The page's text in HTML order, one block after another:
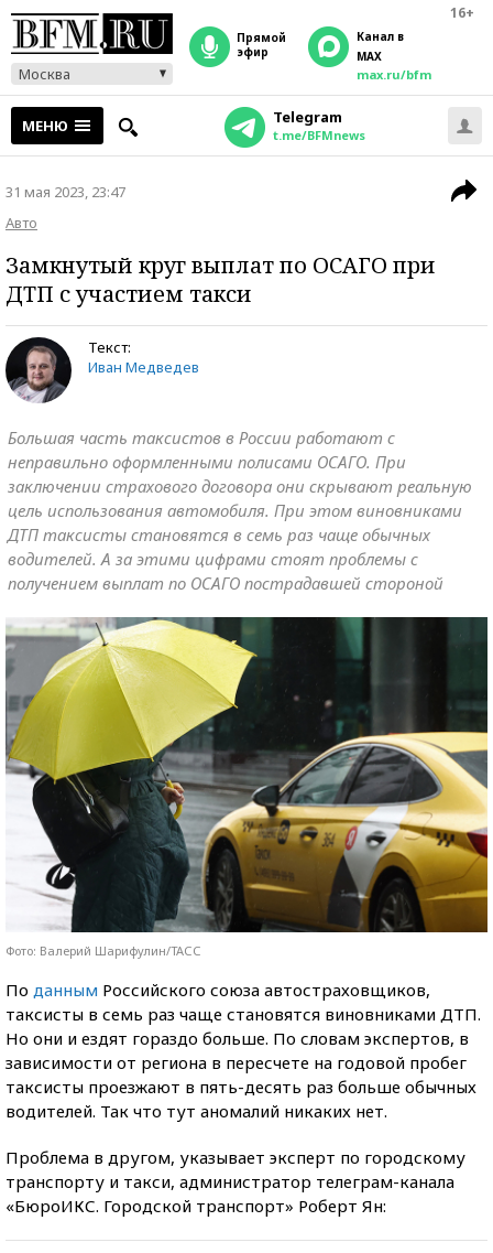
16+
Москва
прямой
эфир
Канал в
MAX
max.ru/bfm
МЕНЮ Telegram
t.me/BFMnews
31 мая 2023, 23:47
Авто
Замкнутый круг выплат по ОСАГО при
ДТП с участием такси
Текст:
Иван Медведев
Большая часть таксистов в России работают с
неправильно оформленными полисами ОСАГО. При
заключении страхового договора они скрывают реальную
цель использования автомобиля. При этом виновниками
ДТП таксисты становятся в семь раз чаще обычных
водителей. А за этими цифрами стоят проблемы с
получением выплат по ОСАГО пострадавшей стороной
Фото: Валерий Шарифулин/ТАСС
По данным Российского союза автостраховщиков,
таксисты в семь раз чаще становятся виновниками ДТП.
Но они и ездят гораздо больше. По словам экспертов, в
зависимости от региона в пересчете на годовой пробег
таксисты проезжают в пять-десять раз больше обычных
водителей. Так что тут аномалий никаких нет.
Проблема в другом, указывает эксперт по городскому
транспорту и такси, администратор телеграм-канала
«БюроИКС. Городской транспорт» Роберт Ян: